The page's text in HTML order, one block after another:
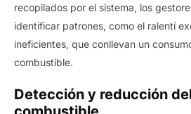
recopilados por el sistema, los
identificar patrones, como el ralentí
ineficientes, que conllevan un
combustible.
Detección y reducción